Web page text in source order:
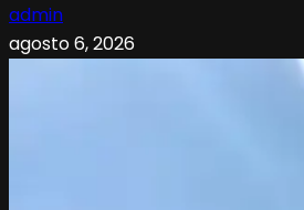
admin
agosto 6, 2026